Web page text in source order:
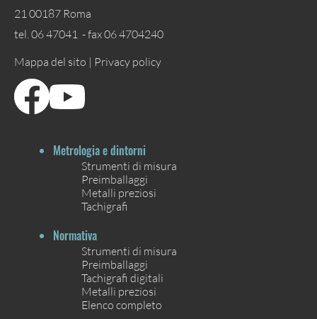
21 00187 Roma
tel. 06 47041 - fax 06 4704240
Mappa del sito | Privacy policy
Metrologia e dintorni
Strumenti di misura
Preimballaggi
Metalli preziosi
Tachigrafi
Normativa
Strumenti di misura
Preimballaggi
Tachigrafi digitali
Metalli preziosi
Elenco completo